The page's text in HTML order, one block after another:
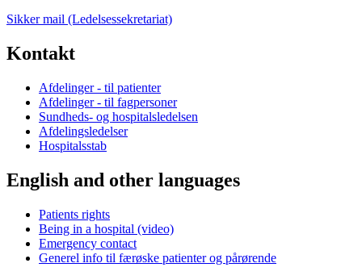
Sikker mail (Ledelsessekretariat)
Kontakt
Afdelinger - til patienter
Afdelinger - til fagpersoner
Sundheds- og hospitalsledelsen
Afdelingsledelser
Hospitalsstab
English and other languages
Patients rights
Being in a hospital (video)
Emergency contact
Generel info til færøske patienter og pårørende